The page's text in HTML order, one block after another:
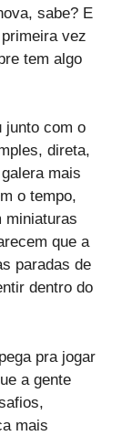
sabe? E
vez
tem algo
junto com o
direta,
mais
o tempo,
miniaturas
que a
paradas de
dentro do
pra jogar
a gente
mais